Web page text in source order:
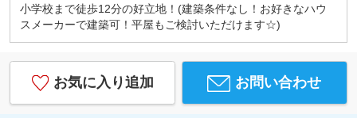
小学校まで徒歩12分の好立地！(建築条件なし！お好きなハウ
スメーカーで建築可！平屋もご検討いただけます☆)
お気に入り追加 お問い合わせ